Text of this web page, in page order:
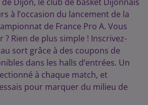
à l’occasion du lancement de la
de France Pro A. Vous
Rien de plus simple ! Inscrivez-
sort grâce à des coupons de
dans les halls d’entrées. Un
à chaque match, et
pour marquer du milieu de